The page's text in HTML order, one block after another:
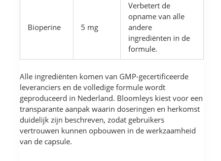
Bioperine 5 mg
Verbetert de
opname van alle
andere
ingrediënten in de
formule.
Alle ingrediënten komen van GMP-gecertificeerde
leveranciers en de volledige formule wordt
geproduceerd in Nederland. Bloomleys kiest voor een
transparante aanpak waarin doseringen en herkomst
duidelijk zijn beschreven, zodat gebruikers
vertrouwen kunnen opbouwen in de werkzaamheid
van de capsule.